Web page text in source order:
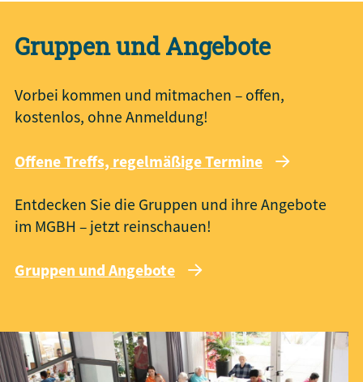
Gruppen und Angebote
Vorbei kommen und mitmachen – offen,
kostenlos, ohne Anmeldung!
Offene Treffs, regelmäßige Termine
Entdecken Sie die Gruppen und ihre Angebote
im MGBH – jetzt reinschauen!
Gruppen und Angebote